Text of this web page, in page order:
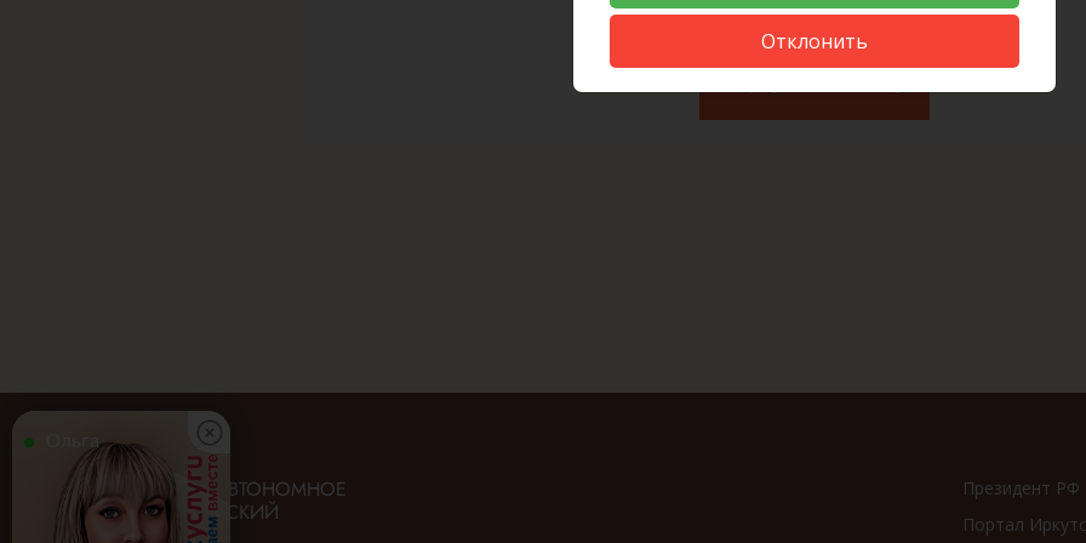
Ольга
ГОСУДАРСТВЕННОЕ АВТОНОМНОЕ
УЧРЕЖДЕНИЕ «ИРКУТСКИЙ
ОБЛАСТНОЙ
Президент РФ
Портал
Отклонить